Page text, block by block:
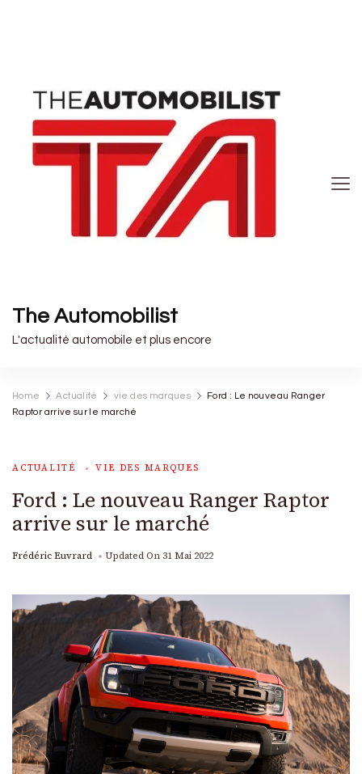
The Automobilist
L'actualité automobile et plus encore
Home Actualité vie des marques
Ford : Le nouveau Ranger
Raptor arrive sur le marché
ACTUALITÉ VIE DES MARQUES
Ford : Le nouveau Ranger Raptor
arrive sur le marché
Frédéric Euvrard Updated On 31 Mai 2022